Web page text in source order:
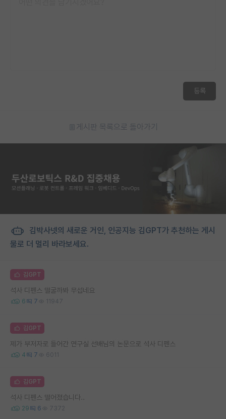
등록
게시판 목록으로 돌아가기
김박사넷의 새로운 거인, 인공지능 김GPT가 추천하는 게시
물로 더 멀리 바라보세요.
김GPT
석사 디펜스 떨굴까봐 무섭네요
6 7 11947
김GPT
제가 부저자로 들어간 연구실 선배님의 논문으로 석사 디펜스
4 7 6011
김GPT
석사 디펜스 떨어졌습니다..
29 6 7372